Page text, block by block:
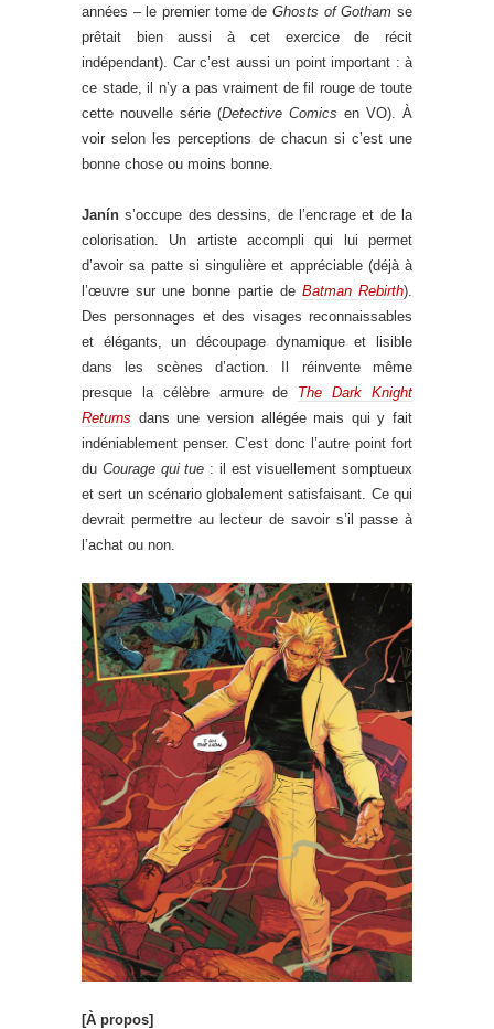
années – le premier tome de Ghosts of Gotham se
prêtait bien aussi à cet exercice de récit
indépendant). Car c’est aussi un point important : à
ce stade, il n’y a pas vraiment de fil rouge de toute
cette nouvelle série (Detective Comics en VO). À
voir selon les perceptions de chacun si c’est une
bonne chose ou moins bonne.
Janín s’occupe des dessins, de l’encrage et de la
colorisation. Un artiste accompli qui lui permet
d’avoir sa patte si singulière et appréciable (déjà à
l’œuvre sur une bonne partie de Batman Rebirth).
Des personnages et des visages reconnaissables
et élégants, un découpage dynamique et lisible
dans les scènes d’action. Il réinvente même
presque la célèbre armure de The Dark Knight
Returns dans une version allégée mais qui y fait
indéniablement penser. C’est donc l’autre point fort
du Courage qui tue : il est visuellement somptueux
et sert un scénario globalement satisfaisant. Ce qui
devrait permettre au lecteur de savoir s’il passe à
l’achat ou non.
[À propos]